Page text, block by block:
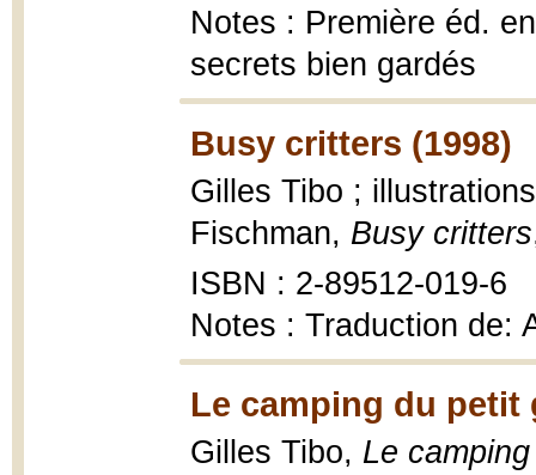
Notes : Première éd.
secrets bien gardés
Busy critters (1998)
Gilles Tibo ;
Fischman, Busy critters
ISBN : 2-89512-019-6
Notes : Traduction de:
Le camping du petit
Gilles Tibo, Le